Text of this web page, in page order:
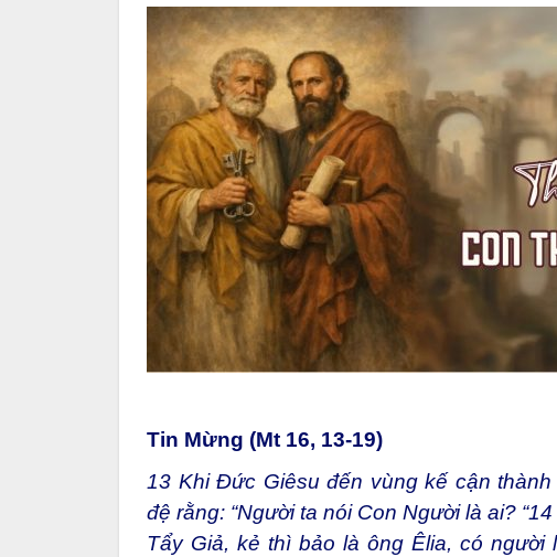
Tin Mừng (Mt 16, 13-19)
13 Khi Đức Giêsu đến vùng kế cận
đệ rằng: “Người ta nói Con Người là ai? “14
Tẩy Giả, kẻ thì bảo là ông Êlia, có người